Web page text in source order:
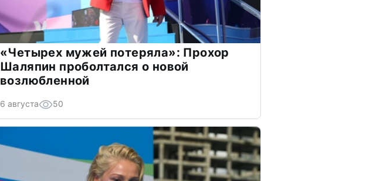
«Четырех мужей потеряла»: Прохор
Шаляпин проболтался о новой
возлюбленной
6 августа 50